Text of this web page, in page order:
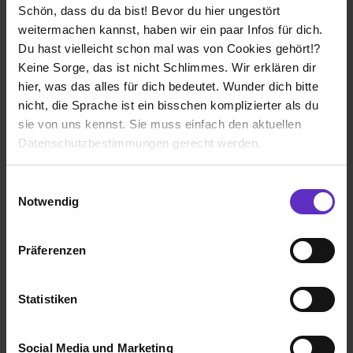
Schön, dass du da bist! Bevor du hier ungestört
weitermachen kannst, haben wir ein paar Infos für dich.
Du hast vielleicht schon mal was von Cookies gehört!?
Keine Sorge, das ist nicht Schlimmes. Wir erklären dir
hier, was das alles für dich bedeutet. Wunder dich bitte
nicht, die Sprache ist ein bisschen komplizierter als du
sie von uns kennst. Sie muss einfach den aktuellen
Datenschutzbestimmungen gerecht werden.
Benutzung der Webseite getroffenen Einstellungen zu
Webseite zu analysieren („Statistiken“), um
Informationen zu deiner Verwendung unserer Website an
Notwendig
Präferenzen
Statistiken
Social Media und Marketing
Wie gefällt dir dein Ausbildungsberuf?
man arbeitet vielseitig, technisch und in Teams.
MKT Moderne Kunststoff-Technik Gebrüder
Eschbach GmbH
Klassische duale Berufsausbildung
8 Std. pro Tag
1. Ausbildungsjahr:
3. Ausbildungsjahr:
1239€